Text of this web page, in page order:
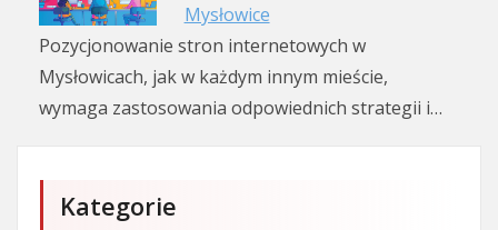
Mysłowice
Pozycjonowanie stron internetowych w
Mysłowicach, jak w każdym innym mieście,
wymaga zastosowania odpowiednich strategii i…
Kategorie